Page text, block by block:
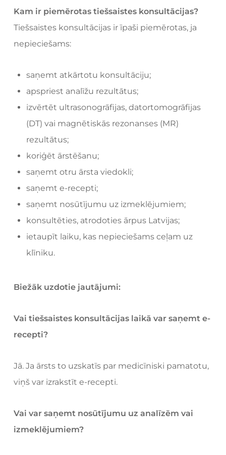
Kam ir piemērotas tiešsaistes konsultācijas?
Tiešsaistes konsultācijas ir īpaši piemērotas, ja
nepieciešams:
saņemt atkārtotu konsultāciju;
apspriest analīžu rezultātus;
izvērtēt ultrasonogrāfijas, datortomogrāfijas
(DT) vai magnētiskās rezonanses (MR)
rezultātus;
koriģēt ārstēšanu;
saņemt otru ārsta viedokli;
saņemt e-recepti;
saņemt nosūtījumu uz izmeklējumiem;
konsultēties, atrodoties ārpus Latvijas;
ietaupīt laiku, kas nepieciešams ceļam uz
klīniku.
Biežāk uzdotie jautājumi:
Vai tiešsaistes konsultācijas laikā var saņemt e-
recepti?
Jā. Ja ārsts to uzskatīs par medicīniski pamatotu,
viņš var izrakstīt e-recepti.
Vai var saņemt nosūtījumu uz analīzēm vai
izmeklējumiem?